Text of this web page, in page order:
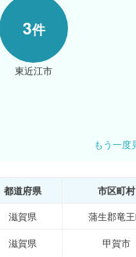
3件
東近江市
もう一度
都道府県 市区町村
滋賀県
蒲生郡竜
滋賀県 甲賀市